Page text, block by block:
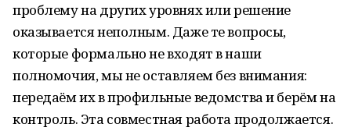
проблему на других уровнях или решение
оказывается неполным. Даже те вопросы,
которые формально не входят в наши
полномочия, мы не оставляем без внимания:
передаём их в профильные ведомства и берём на
контроль. Эта совместная работа продолжается.